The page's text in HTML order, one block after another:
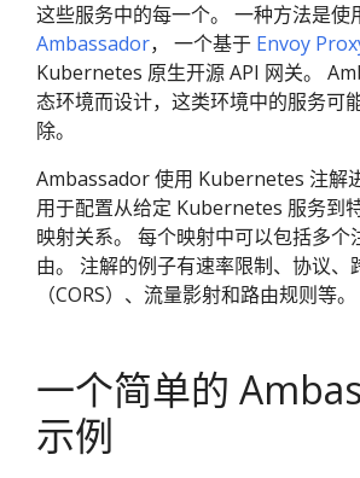
这些服务中的每一个。 一种方法是使
Ambassador， 一个基于 Envoy
Kubernetes 原生开源 API 网关。
态环境而设计，这类环境中的服务可
除。
Ambassador 使用 Kubernetes 注解
用于配置从给定 Kubernetes 服务到
映射关系。 每个映射中可以包括多个
由。 注解的例子有速率限制、协议、
（CORS）、流量影射和路由规则等。
一个简单的
示例